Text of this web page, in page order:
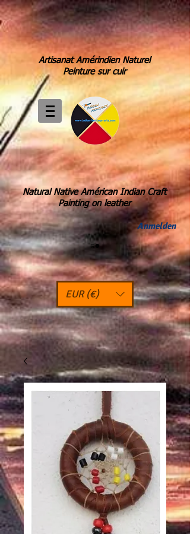
Artisanat Amérindien Naturel
Peinture sur cuir
Natural Native Américan Indian Craft
Painting on leather
Anmelden
EUR (€)